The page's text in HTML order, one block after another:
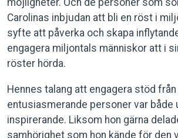
möjligheter. Och de personer som
Carolinas inbjudan att bli en röst i
syfte att påverka och skapa
engagera miljontals människor att i
röster hörda.
Hennes talang att engagera stöd
entusiasmerande personer var både
inspirerande. Liksom hon gärna
samhörighet som hon kände för den